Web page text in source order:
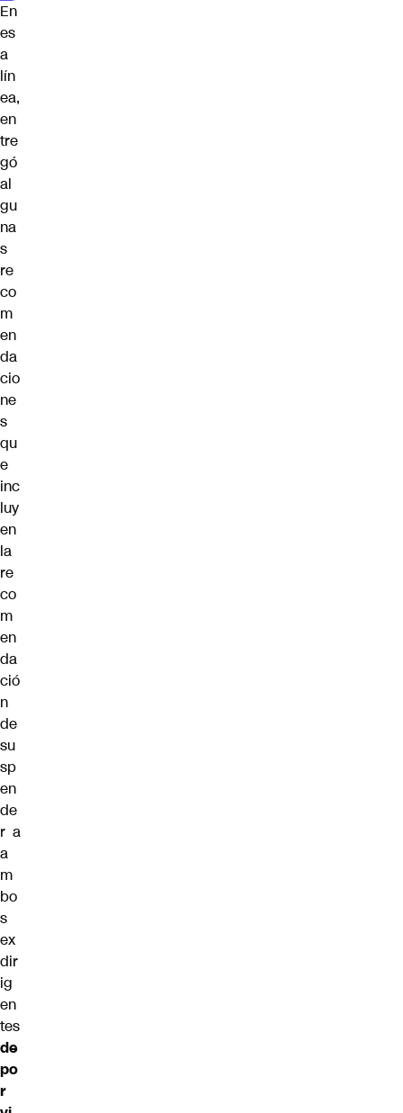
En
es
a
lín
ea,
en
tre
gó
al
gu
na
s
re
co
m
en
da
cio
ne
s
qu
e
inc
luy
en
la
re
co
m
en
da
ció
n
de
su
sp
en
de
r a
a
m
bo
s
ex
dir
ig
en
tes
de
po
r